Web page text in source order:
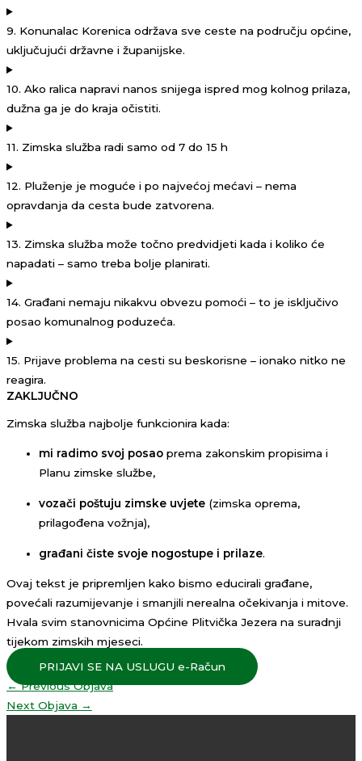
9. Konunalac Korenica održava sve ceste na području općine,
uključujući državne i županijske.
10. Ako ralica napravi nanos snijega ispred mog kolnog prilaza,
dužna ga je do kraja očistiti.
11. Zimska služba radi samo od 7 do 15 h
12. Pluženje je moguće i po najvećoj mećavi – nema
opravdanja da cesta bude zatvorena.
13. Zimska služba može točno predvidjeti kada i koliko će
napadati – samo treba bolje planirati.
14. Građani nemaju nikakvu obvezu pomoći – to je isključivo
posao komunalnog poduzeća.
15. Prijave problema na cesti su beskorisne – ionako nitko ne
reagira.
ZAKLJUČNO
Zimska služba najbolje funkcionira kada:
mi radimo svoj posao prema zakonskim propisima i
Planu zimske službe,
vozači poštuju zimske uvjete (zimska oprema,
prilagođena vožnja),
građani čiste svoje nogostupe i prilaze.
Ovaj tekst je pripremljen kako bismo educirali građane,
povećali razumijevanje i smanjili nerealna očekivanja i mitove.
Hvala svim stanovnicima Općine Plitvička Jezera na suradnji
tijekom zimskih mjeseci.
PRIJAVI SE NA USLUGU e-Račun
←Previous Objava
Next Objava →